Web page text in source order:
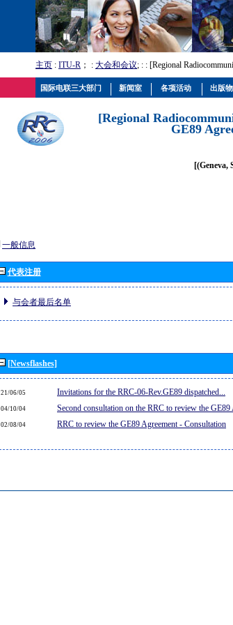
主页 : ITU-R ； : 大会和会议; : : [Regional
[Regional
GE89
[(Geneva,
一般信息
代表注册
与会者最后名单
[Newsflashes]
21/06/05 Invitations for the RRC-06-Rev.GE89 dispatched...
04/10/04 Second consultation on the RRC to review the GE89
02/08/04 RRC to review the GE89 Agreement - Consultation
国际电联三大部门 新闻室 各项活动 出版物